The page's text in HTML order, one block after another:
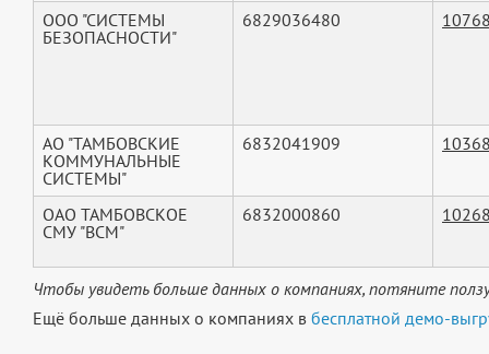
ООО "СИСТЕМЫ
БЕЗОПАСНОСТИ"
6829036480
АО "ТАМБОВСКИЕ
КОММУНАЛЬНЫЕ
СИСТЕМЫ"
6832041909
ОАО ТАМБОВСКОЕ
СМУ "ВСМ"
6832000860
Чтобы увидеть больше данных о компаниях, потяните
Ещё больше данных о компаниях в бесплатной демо-